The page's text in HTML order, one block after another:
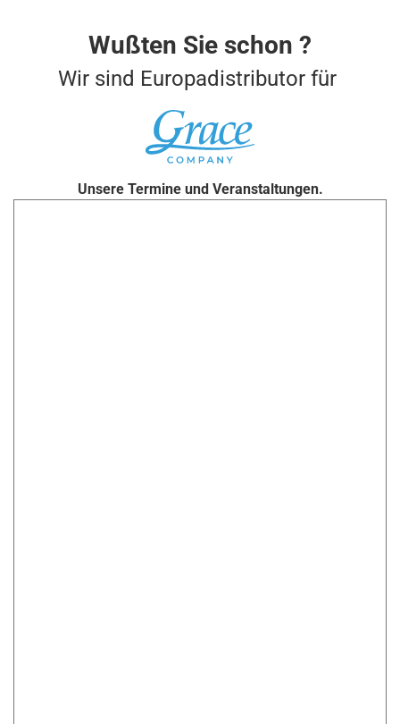
Wußten Sie schon ?
Wir sind Europadistributor für
Unsere Termine und Veranstaltungen.